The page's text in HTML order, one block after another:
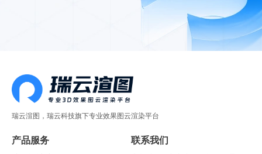
瑞云渲图，瑞云科技旗下专业效果图云渲染平台
产品服务 联系我们